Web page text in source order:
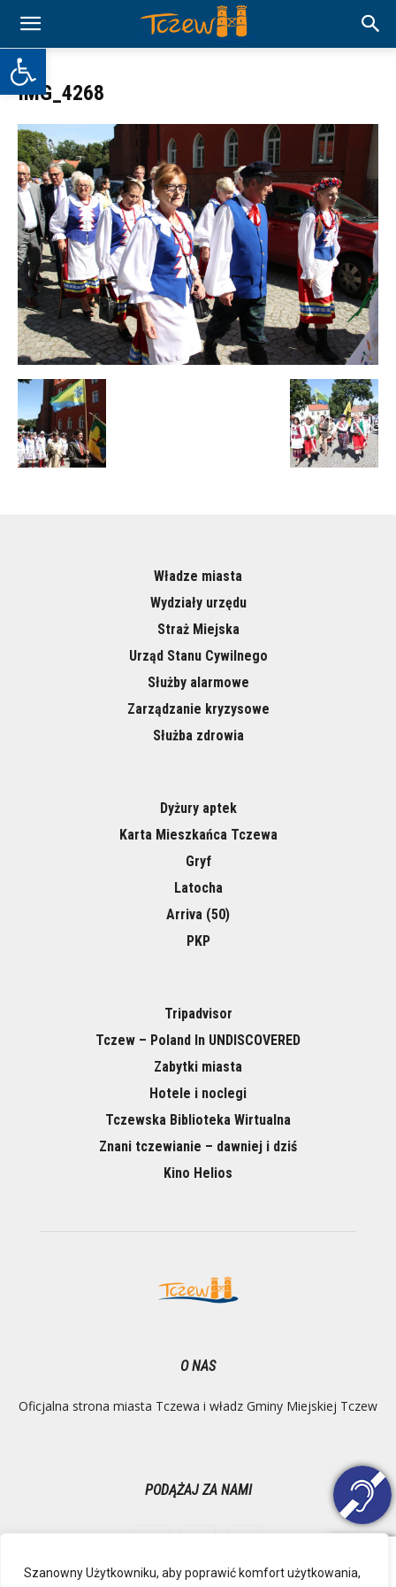
Otwórz pasek narzędzi
Szanowny Użytkowniku, aby poprawić komfort użytkowania,
IMG_4268
Władze miasta
Wydziały urzędu
Straż Miejska
Urząd Stanu Cywilnego
Służby alarmowe
Zarządzanie kryzysowe
Służba zdrowia
Dyżury aptek
Karta Mieszkańca Tczewa
Gryf
Latocha
Arriva (50)
PKP
Tripadvisor
Tczew – Poland In UNDISCOVERED
Zabytki miasta
Hotele i noclegi
Tczewska Biblioteka Wirtualna
Znani tczewianie – dawniej i dziś
Kino Helios
O NAS
Oficjalna strona miasta Tczewa i władz Gminy Miejskiej Tczew
PODĄŻAJ ZA NAMI